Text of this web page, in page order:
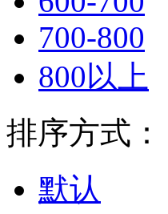
700-800
800以上
排序方式：
默认